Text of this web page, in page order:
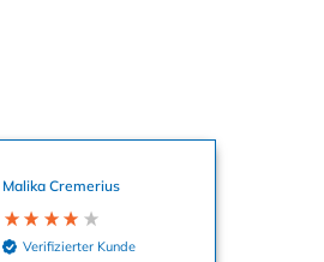
Malika Cremerius
Verifizierter Kunde